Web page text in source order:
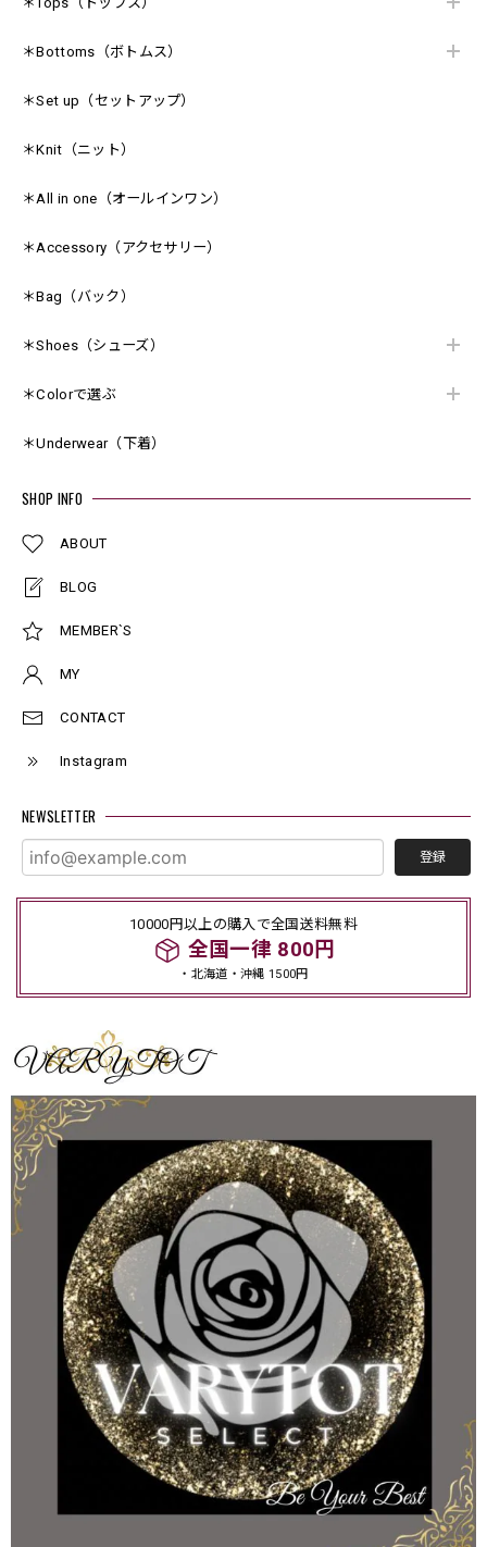
＊Bottoms（ボトムス）
＊Set up（セットアップ）
＊Knit（ニット）
＊All in one（オールインワン）
＊Accessory（アクセサリー）
＊Bag（バック）
＊Shoes（シューズ）
＊Colorで選ぶ
＊Underwear（下着）
SHOP INFO
ABOUT
BLOG
MEMBER`S
MY
CONTACT
Instagram
NEWSLETTER
登録
10000円以上の購入で全国送料無料
全国一律 800円
・北海道・沖縄 1500円